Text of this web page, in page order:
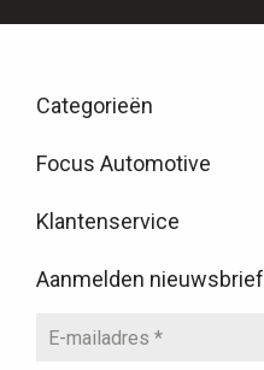
Categorieën
Focus Automotive
Klantenservice
Aanmelden nieuwsbrief